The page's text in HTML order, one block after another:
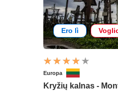
Ero lì
Europa
Kryžių kalnas -